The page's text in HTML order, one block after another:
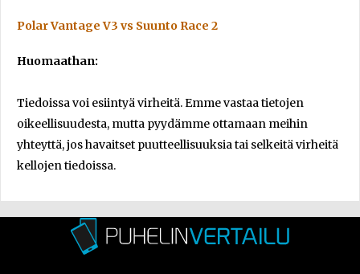
Polar Vantage V3 vs Suunto Race 2
Huomaathan:
Tiedoissa voi esiintyä virheitä. Emme vastaa tietojen
oikeellisuudesta, mutta pyydämme ottamaan meihin
yhteyttä, jos havaitset puutteellisuuksia tai selkeitä virheitä
kellojen tiedoissa.